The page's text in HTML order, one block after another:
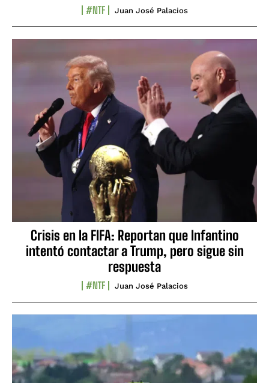
#NTF Juan José Palacios
Crisis en la FIFA: Reportan que Infantino
intentó contactar a Trump, pero sigue sin
respuesta
#NTF Juan José Palacios